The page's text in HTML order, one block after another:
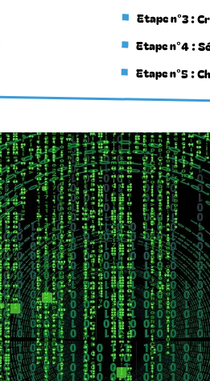
Etape n°3 :
Etape n°4 :
Etape n°5 :